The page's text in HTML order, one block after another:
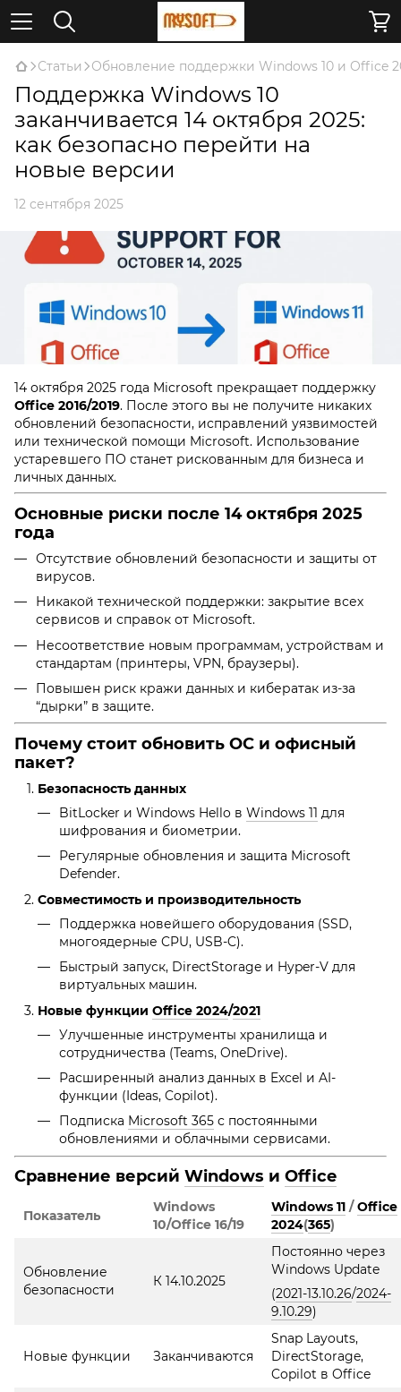
Статьи Обновление поддержки Windows 10 и Office
Поддержка Windows 10
заканчивается 14 октября 2025:
как безопасно перейти на
новые версии
12 сентября 2025
14 октября 2025 года Microsoft прекращает поддержку
Office 2016/2019. После этого вы не получите никаких
обновлений безопасности, исправлений уязвимостей
или технической помощи Microsoft. Использование
устаревшего ПО станет рискованным для бизнеса и
личных данных.
Основные риски после 14 октября 2025
года
Отсутствие обновлений безопасности и защиты от
вирусов.
Никакой технической поддержки: закрытие всех
сервисов и справок от Microsoft.
Несоответствие новым программам, устройствам и
стандартам (принтеры, VPN, браузеры).
Повышен риск кражи данных и кибератак из-за
“дырки” в защите.
Почему стоит обновить ОС и офисный
пакет?
Безопасность данных
BitLocker и Windows Hello в Windows 11 для
шифрования и биометрии.
Регулярные обновления и защита Microsoft
Defender.
Совместимость и производительность
Поддержка новейшего оборудования (SSD,
многоядерные CPU, USB-C).
Быстрый запуск, DirectStorage и Hyper-V для
виртуальных машин.
Новые функции Office 2024/2021
Улучшенные инструменты хранилища и
сотрудничества (Teams, OneDrive).
Расширенный анализ данных в Excel и AI-
функции (Ideas, Copilot).
Подписка Microsoft 365 с постоянными
обновлениями и облачными сервисами.
Сравнение версий Windows и Office
Показатель
Windows
10/Office 16/19
Windows 11 /Office
2024(365)
Обновление
безопасности
К 14.10.2025
Постоянно через
Windows Update
(2021-13.10.26/2024-
9.10.29)
Новые функции Заканчиваются
Snap Layouts,
DirectStorage,
Copilot в Office